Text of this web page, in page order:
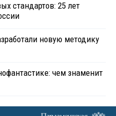
стандартов: 25 лет
новую методику
чем знаменит